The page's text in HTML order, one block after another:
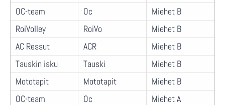
OC-team
Oc
Miehet B
RoiVolley
RoiVo
Miehet B
AC Ressut
ACR
Miehet B
Tauskin isku
Tauski
Miehet B
Mototapit
Mototapit
Miehet B
OC-team
Oc
Miehet A